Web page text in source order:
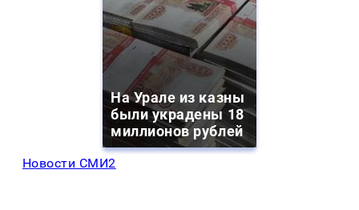
На Урале из казны
были украдены 18
миллионов рублей
Новости СМИ2